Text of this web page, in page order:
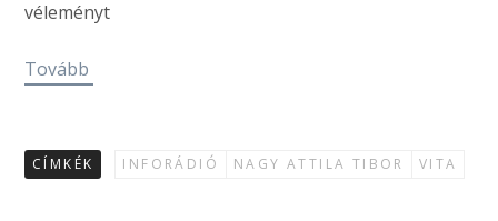
véleményt
Tovább
CÍMKÉK INFORÁDIÓ NAGY ATTILA TIBOR VITA